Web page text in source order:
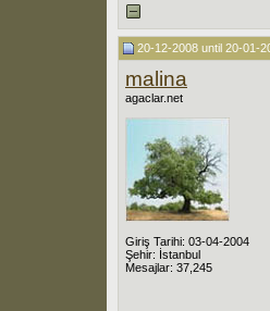
20-12-2008 until 20-01-
malina
agaclar.net
Giriş Tarihi: 03-04-2004
Şehir: İstanbul
Mesajlar: 37,245